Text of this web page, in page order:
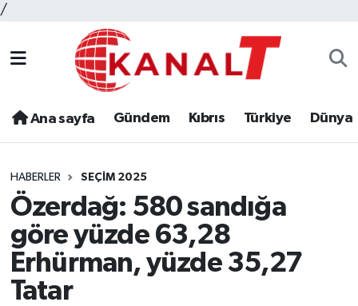
/
Ana sayfa Gündem Kıbrıs Türkiye Dünya
HABERLER SEÇIM 2025
Özerdağ: 580 sandığa
göre yüzde 63,28
Erhürman, yüzde 35,27
Tatar